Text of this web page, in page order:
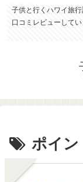
子供と行くハワイ旅
口コミレビューして
ポイン